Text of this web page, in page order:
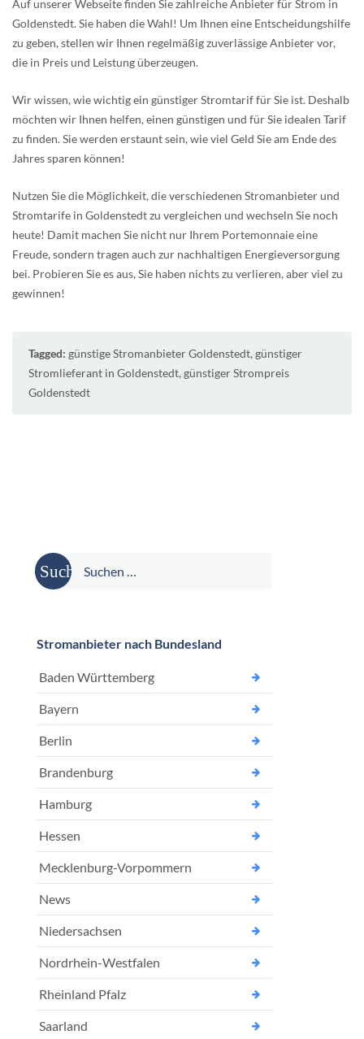
Auf unserer Webseite finden Sie zahlreiche Anbieter für Strom in
Goldenstedt. Sie haben die Wahl! Um Ihnen eine Entscheidungshilfe
zu geben, stellen wir Ihnen regelmäßig zuverlässige Anbieter vor,
die in Preis und Leistung überzeugen.
Wir wissen, wie wichtig ein günstiger Stromtarif für Sie ist. Deshalb
möchten wir Ihnen helfen, einen günstigen und für Sie idealen Tarif
zu finden. Sie werden erstaunt sein, wie viel Geld Sie am Ende des
Jahres sparen können!
Nutzen Sie die Möglichkeit, die verschiedenen Stromanbieter und
Stromtarife in Goldenstedt zu vergleichen und wechseln Sie noch
heute! Damit machen Sie nicht nur Ihrem Portemonnaie eine
Freude, sondern tragen auch zur nachhaltigen Energieversorgung
bei. Probieren Sie es aus, Sie haben nichts zu verlieren, aber viel zu
gewinnen!
Tagged: günstige Stromanbieter Goldenstedt, günstiger
Stromlieferant in Goldenstedt, günstiger Strompreis
Goldenstedt
Suche
nach:
Stromanbieter nach Bundesland
Baden Württemberg
Bayern
Berlin
Brandenburg
Hamburg
Hessen
Mecklenburg-Vorpommern
News
Niedersachsen
Nordrhein-Westfalen
Rheinland Pfalz
Saarland